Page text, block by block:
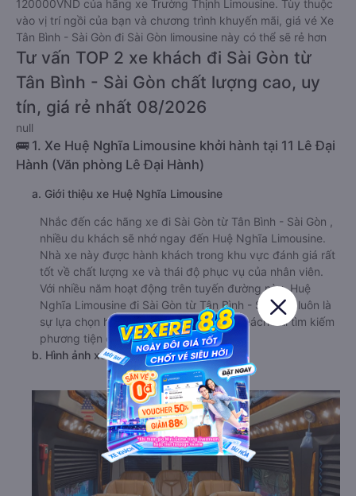
120000VND của hãng xe Trường Thịnh Limousine. Tùy thuộc
vào vị trí ngồi của bạn và chương trình khuyến mãi, giá vé Xe
Tân Bình - Sài Gòn đi Sài Gòn limousine này có thể sẽ rẻ hơn
Tư vấn TOP 2 xe khách đi Sài Gòn từ
Tân Bình - Sài Gòn chất lượng cao, uy
tín, giá rẻ nhất 08/2026
null
🚌 1. Xe Huệ Nghĩa Limousine khởi hành tại 11 Lê Đại
Hành (Văn phòng Lê Đại Hành)
a. Giới thiệu xe Huệ Nghĩa Limousine
Nhắc đến các hãng xe đi Sài Gòn từ Tân Bình - Sài Gòn ,
nhiều du khách sẽ nhớ ngay đến Huệ Nghĩa Limousine.
Nhà xe này được hành khách trong khu vực đánh giá rất
tốt về chất lượng xe và thái độ phục vụ của nhân viên.
Với nhiều năm hoạt động trên tuyến đường này, Huệ
Nghĩa Limousine đi Sài Gòn từ Tân Bình - Sài Gòn luôn là
sự lựa chọn hàng đầu của nhiều hành khách khi tìm kiếm
phương tiện di chuyển.
b. Hình ảnh xe Huệ Nghĩa Limousine